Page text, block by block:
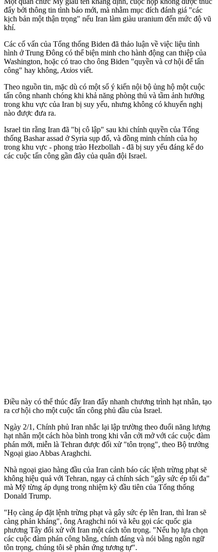
đẩy bởi thông tin tình báo mới, mà nhằm mục đích đánh giá "các
kịch bản một thận trọng" nếu Iran làm giàu uranium đến mức độ vũ
khí.
Các cố vấn của Tổng thống Biden đã thảo luận về việc liệu tình
hình ở Trung Đông có thể biện minh cho hành động can thiệp của
Washington, hoặc có trao cho ông Biden "quyền và cơ hội để tấn
công" hay không, Axios viết.
Theo nguồn tin, mặc dù có một số ý kiến nội bộ ủng hộ một cuộc
tấn công nhanh chóng khi khả năng phòng thủ và tầm ảnh hưởng
trong khu vực của Iran bị suy yếu, nhưng không có khuyến nghị
nào được đưa ra.
Israel tin rằng Iran đã "bị cô lập" sau khi chính quyền của Tổng
thống Bashar as‌sad ở Syria sụp đổ, và đồng minh chính của họ
trong khu vực - phong trào Hezbollah - đã bị suy yếu đáng kể do
các cuộc tấn công gần đây của quân đội Israel.
Điều này có thể thúc đẩy Iran đẩy nhanh chương trình hạt nhân, tạo
ra cơ hội cho một cuộc tấn công phủ đầu của Israel.
Ngày 2/1, Chính phủ Iran nhắc lại lập trường theo đuổi năng lượng
hạt nhân một cách hòa bình trong khi vẫn cởi mở với các cuộc đàm
phán mới, miễn là Tehran được đối xử "tôn trọng", theo Bộ trưởng
Ngoại giao Abbas Araghchi.
Nhà ngoại giao hàng đầu của Iran cảnh báo các lệnh trừng phạt sẽ
không hiệu quả với Tehran, ngay cả chính sách "gây sức ép tối đa"
mà Mỹ từng áp dụng trong nhiệm kỳ đầu tiên của Tổng thống
Donald Trump.
"Họ càng áp đặt lệnh trừng phạt và gây sức ép lên Iran, thì Iran sẽ
càng phản kháng", ông Araghchi nói và kêu gọi các quốc gia
phương Tây đối xử với Iran một cách tôn trọng. "Nếu họ lựa chọn
các cuộc đàm phán công bằng, chính đáng và nói bằng ngôn ngữ
tôn trọng, chúng tôi sẽ phản ứng tương tự".